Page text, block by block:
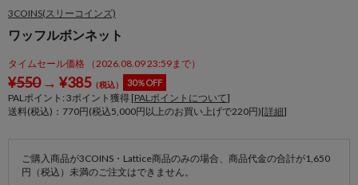
3COINS(スリーコインズ)
ワッフルボンネット
タイムセール価格 （2026.08.09 23:59まで）
¥550→ ¥385（税込） 30％OFF
PALポイント: 3ポイント獲得 [PALポイントについて]
送料(税込)：770円(税込5,000円以上のお買い上げで220円)[詳細]
ご購入商品が3COINS・Lattice商品のみの場合、商品代金の合計が1,650
円（税込）未満のご注文はできません。